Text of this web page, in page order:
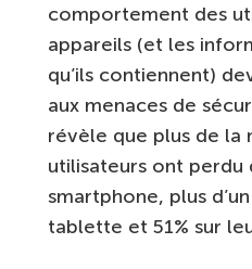
comportement des
appareils (et les
qu’ils contiennent)
aux menaces de
révèle que plus de la
utilisateurs ont perdu
smartphone, plus
tablette et 51% sur